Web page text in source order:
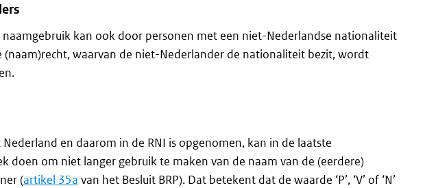
kan ook door personen met een niet-Nederlandse nationaliteit
waarvan de niet-Nederlander de nationaliteit bezit, wordt
en daarom in de RNI is opgenomen, kan in de laatste
doen om niet langer gebruik te maken van de naam van de (eerdere)
(artikel 35a van het Besluit BRP). Dat betekent dat de waarde ‘P’, ‘V’ of ‘N’